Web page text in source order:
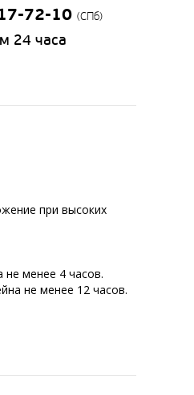
72-10 (СПб)
24 часа
при высоких
менее 4 часов.
не менее 12 часов.